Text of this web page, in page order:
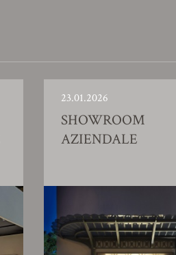
23.01.2026
SHOWROOM
AZIENDALE